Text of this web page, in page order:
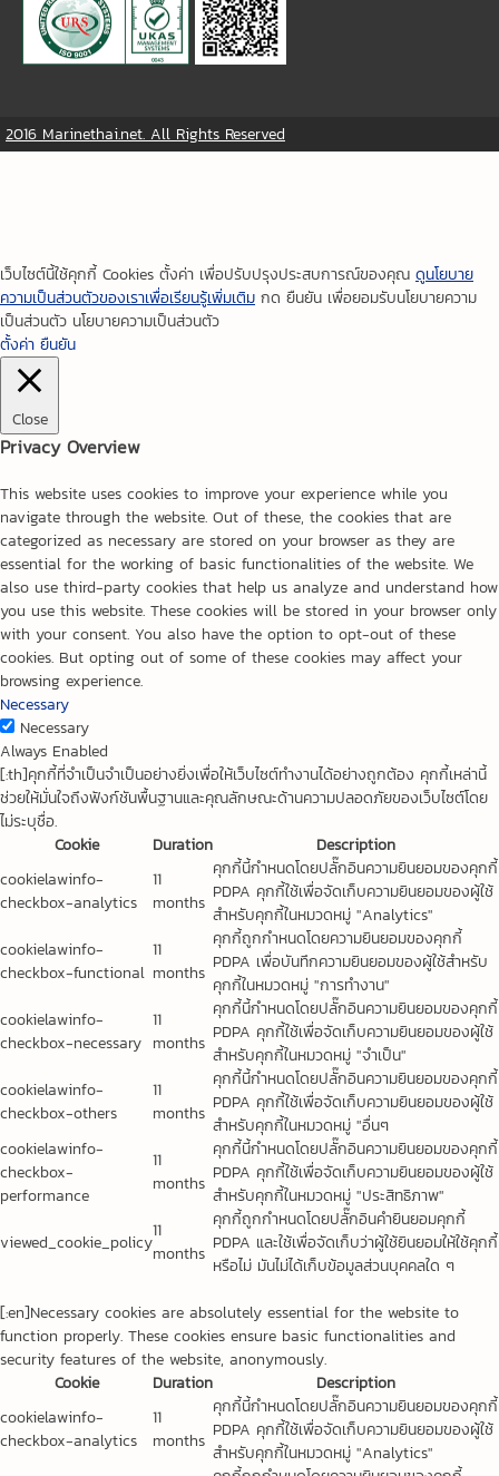
2016 Marinethai.net. All Rights Reserved
เว็บไซต์นี้ใช้คุกกี้ Cookies ตั้งค่า เพื่อปรับปรุงประสบการณ์ของคุณ ดูนโยบาย
ความเป็นส่วนตัวของเราเพื่อเรียนรู้เพิ่มเติม กด ยืนยัน เพื่อยอมรับนโยบายความ
เป็นส่วนตัว นโยบายความเป็นส่วนตัว
ตั้งค่า ยืนยัน
Close
Privacy Overview
This website uses cookies to improve your experience while you
navigate through the website. Out of these, the cookies that are
categorized as necessary are stored on your browser as they are
essential for the working of basic functionalities of the website. We
also use third-party cookies that help us analyze and understand how
you use this website. These cookies will be stored in your browser only
with your consent. You also have the option to opt-out of these
cookies. But opting out of some of these cookies may affect your
browsing experience.
Necessary
Necessary
Always Enabled
[:th]คุกกี้ที่จำเป็นจำเป็นอย่างยิ่งเพื่อให้เว็บไซต์ทำงานได้อย่างถูกต้อง คุกกี้เหล่านี้
ช่วยให้มั่นใจถึงฟังก์ชันพื้นฐานและคุณลักษณะด้านความปลอดภัยของเว็บไซต์โดย
ไม่ระบุชื่อ.
Cookie
Duration
Description
cookielawinfo-
checkbox-analytics
11
months
คุกกี้นี้กำหนดโดยปลั๊กอินความยินยอมของคุกกี้
PDPA คุกกี้ใช้เพื่อจัดเก็บความยินยอมของผู้ใช้
สำหรับคุกกี้ในหมวดหมู่ "Analytics"
cookielawinfo-
checkbox-functional
11
months
คุกกี้ถูกกำหนดโดยความยินยอมของคุกกี้
PDPA เพื่อบันทึกความยินยอมของผู้ใช้สำหรับ
คุกกี้ในหมวดหมู่ "การทำงาน"
cookielawinfo-
checkbox-necessary
11
months
คุกกี้นี้กำหนดโดยปลั๊กอินความยินยอมของคุกกี้
PDPA คุกกี้ใช้เพื่อจัดเก็บความยินยอมของผู้ใช้
สำหรับคุกกี้ในหมวดหมู่ "จำเป็น"
cookielawinfo-
checkbox-others
11
months
คุกกี้นี้กำหนดโดยปลั๊กอินความยินยอมของคุกกี้
PDPA คุกกี้ใช้เพื่อจัดเก็บความยินยอมของผู้ใช้
สำหรับคุกกี้ในหมวดหมู่ "อื่นๆ
cookielawinfo-
checkbox-
performance
11
months
คุกกี้นี้กำหนดโดยปลั๊กอินความยินยอมของคุกกี้
PDPA คุกกี้ใช้เพื่อจัดเก็บความยินยอมของผู้ใช้
สำหรับคุกกี้ในหมวดหมู่ "ประสิทธิภาพ"
viewed_cookie_policy
11
months
คุกกี้ถูกกำหนดโดยปลั๊กอินคำยินยอมคุกกี้
PDPA และใช้เพื่อจัดเก็บว่าผู้ใช้ยินยอมให้ใช้คุกกี้
หรือไม่ มันไม่ได้เก็บข้อมูลส่วนบุคคลใด ๆ
[:en]Necessary cookies are absolutely essential for the website to
function properly. These cookies ensure basic functionalities and
security features of the website, anonymously.
Cookie
Duration
Description
cookielawinfo-
checkbox-analytics
11
months
คุกกี้นี้กำหนดโดยปลั๊กอินความยินยอมของคุกกี้
PDPA คุกกี้ใช้เพื่อจัดเก็บความยินยอมของผู้ใช้
สำหรับคุกกี้ในหมวดหมู่ "Analytics"